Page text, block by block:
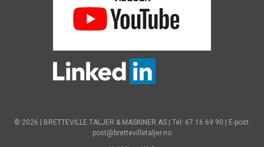
© 2026 | BRETTEVILLE TALJER & MASKINER AS | Tel: 67 16 69 90 | E-post:
post@brettevilletaljer.no